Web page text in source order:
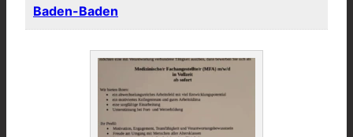
Baden-Baden